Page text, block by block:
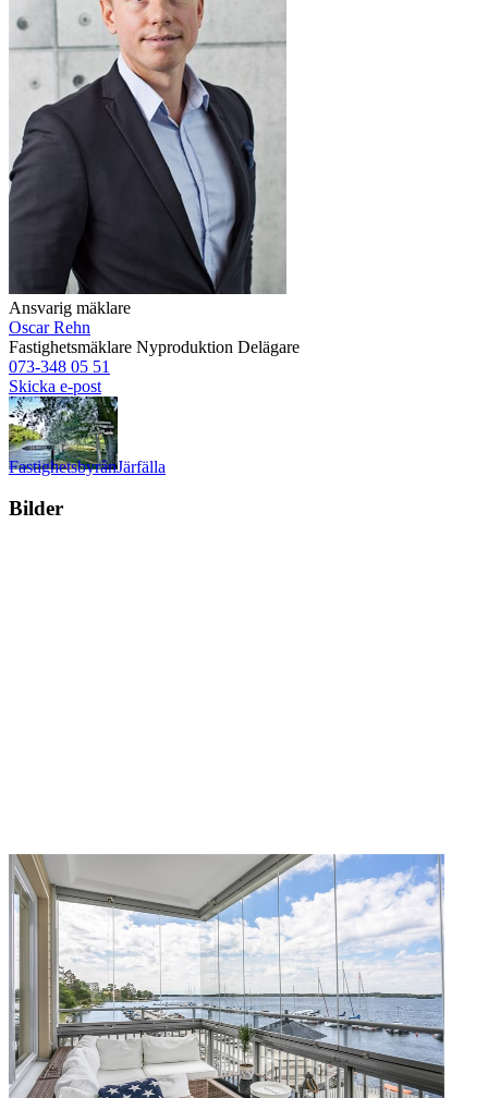
Ansvarig mäklare
Oscar Rehn
Fastighetsmäklare Nyproduktion Delägare
073-348 05 51
Skicka e-post
FastighetsbyrånJärfälla
Bilder